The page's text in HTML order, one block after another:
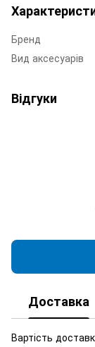
Бренд
Вид аксесуарів
Відгуки
Доставка
Вартість